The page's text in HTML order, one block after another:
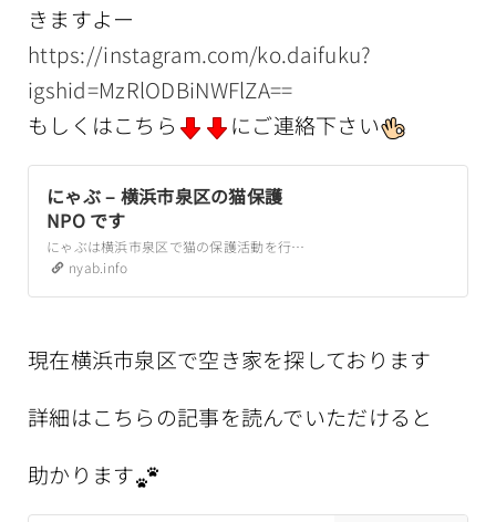
きますよー
https://instagram.com/ko.daifuku?
igshid=MzRlODBiNWFlZA==
もしくはこちら
にご連絡下さい
にゃぶ – 横浜市泉区の猫保護
NPO です
にゃぶは横浜市泉区で猫の保護活動を行う NPO です。 これまで横浜市泉区には猫の保護活動を行っている法人ボランティアがありませんでした。にゃぶは個人ボランティアにかかっていた金銭的な負担を減らし、より多くの方に保護活動に参加してもらうことを目標とした NPO です。 保護猫 譲渡会 ご寄付 ご支援 ボランティアへの参加
nyab.info
現在横浜市泉区で空き家を探しております
詳細はこちらの記事を読んでいただけると
助かります